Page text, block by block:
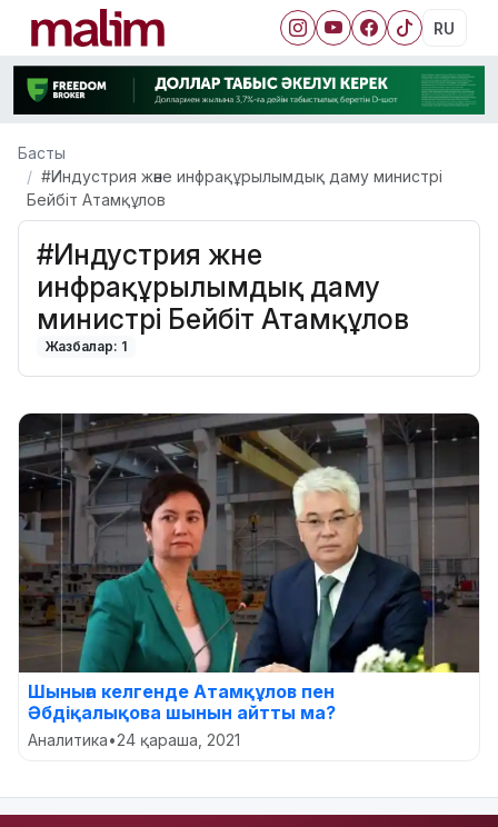
RU
Басты
#Индустрия және инфрақұрылымдық даму министрі
Бейбіт Атамқұлов
#Индустрия және
инфрақұрылымдық даму
министрі Бейбіт Атамқұлов
Жазбалар: 1
Шыныға келгенде Атамқұлов пен
Әбдіқалықова шынын айтты ма?
Аналитика•24 қараша, 2021